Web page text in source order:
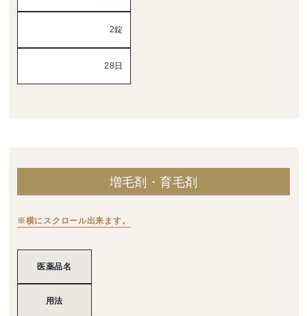
2錠
28日
増毛剤・育毛剤
※横にスクロール出来ます。
医薬品名
用法